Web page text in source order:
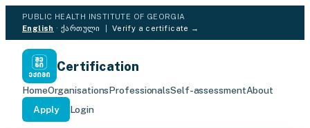
PUBLIC HEALTH INSTITUTE OF GEORGIA
English ·ქართული Verify a certificate →
Certification
HomeOrganisationsProfessionalsSelf-assessmentAbout
Apply
Login